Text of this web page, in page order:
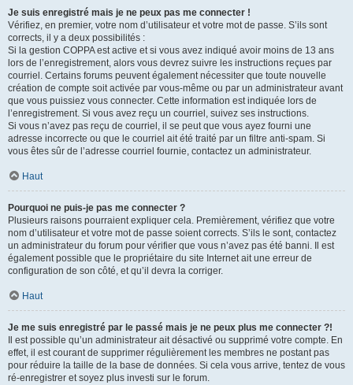
Je suis enregistré mais je ne peux pas me connecter !
Vérifiez, en premier, votre nom d’utilisateur et votre mot de passe. S’ils sont
corrects, il y a deux possibilités :
Si la gestion COPPA est active et si vous avez indiqué avoir moins de 13 ans
lors de l’enregistrement, alors vous devrez suivre les instructions reçues par
courriel. Certains forums peuvent également nécessiter que toute nouvelle
création de compte soit activée par vous-même ou par un administrateur avant
que vous puissiez vous connecter. Cette information est indiquée lors de
l’enregistrement. Si vous avez reçu un courriel, suivez ses instructions.
Si vous n’avez pas reçu de courriel, il se peut que vous ayez fourni une
adresse incorrecte ou que le courriel ait été traité par un filtre anti-spam. Si
vous êtes sûr de l’adresse courriel fournie, contactez un administrateur.
Haut
Pourquoi ne puis-je pas me connecter ?
Plusieurs raisons pourraient expliquer cela. Premièrement, vérifiez que votre
nom d’utilisateur et votre mot de passe soient corrects. S’ils le sont, contactez
un administrateur du forum pour vérifier que vous n’avez pas été banni. Il est
également possible que le propriétaire du site Internet ait une erreur de
configuration de son côté, et qu’il devra la corriger.
Haut
Je me suis enregistré par le passé mais je ne peux plus me connecter ?!
Il est possible qu’un administrateur ait désactivé ou supprimé votre compte. En
effet, il est courant de supprimer régulièrement les membres ne postant pas
pour réduire la taille de la base de données. Si cela vous arrive, tentez de vous
ré-enregistrer et soyez plus investi sur le forum.